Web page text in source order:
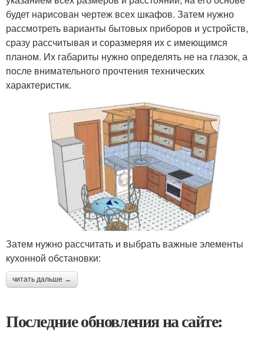
будет нарисован чертеж всех шкафов. Затем нужно
рассмотреть варианты бытовых приборов и устройств,
сразу рассчитывая и соразмеряя их с имеющимся
планом. Их габариты нужно определять не на глазок, а
после внимательного прочтения технических
характеристик.
Затем нужно рассчитать и выбрать важные элементы
кухонной обстановки:
читать дальше →
Последние обновления на сайте: